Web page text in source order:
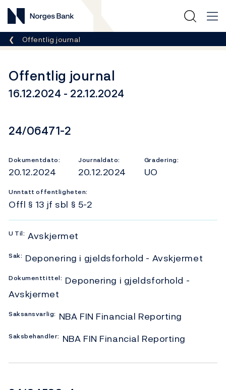
Norges Bank
Her er du nå:
Offentlig journal
Offentlig journal
16.12.2024 - 22.12.2024
Dokumentnummer
24/06471-2
Dokumentdato:
20.12.2024
Journaldato:
20.12.2024
Gradering:
UO
Unntatt offentligheten:
Offl § 13 jf sbl § 5-2
U Til: Avskjermet
Sak: Deponering i gjeldsforhold - Avskjermet
Dokumenttittel: Deponering i gjeldsforhold -
Avskjermet
Saksansvarlig: NBA FIN Financial Reporting
Saksbehandler: NBA FIN Financial Reporting